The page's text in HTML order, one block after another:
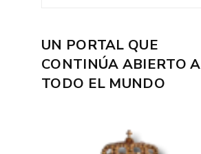
UN PORTAL QUE
CONTINÚA ABIERTO A
TODO EL MUNDO